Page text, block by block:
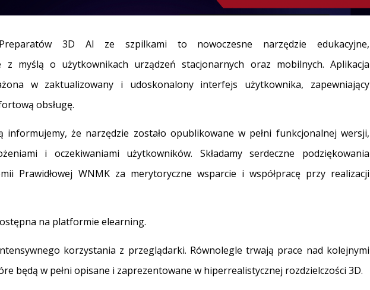
3D AI ze szpilkami to nowoczesne narzędzie edukacyjne,
z myślą o użytkownikach urządzeń stacjonarnych oraz mobilnych. Aplikacja
w zaktualizowany i udoskonalony interfejs użytkownika, zapewniający
obsługę.
informujemy, że narzędzie zostało opublikowane w pełni funkcjonalnej wersji,
i oczekiwaniami użytkowników. Składamy serdeczne podziękowania
Prawidłowej WNMK za merytoryczne wsparcie i współpracę przy realizacji
na platformieelearning.
korzystania z przeglądarki. Równolegle trwają prace nad kolejnymi
będą w pełni opisane i zaprezentowane w hiperrealistycznej rozdzielczości 3D.